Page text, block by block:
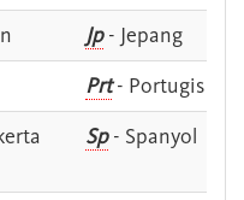
Jp- Jepang
Prt- Portugis
Sp- Spanyol